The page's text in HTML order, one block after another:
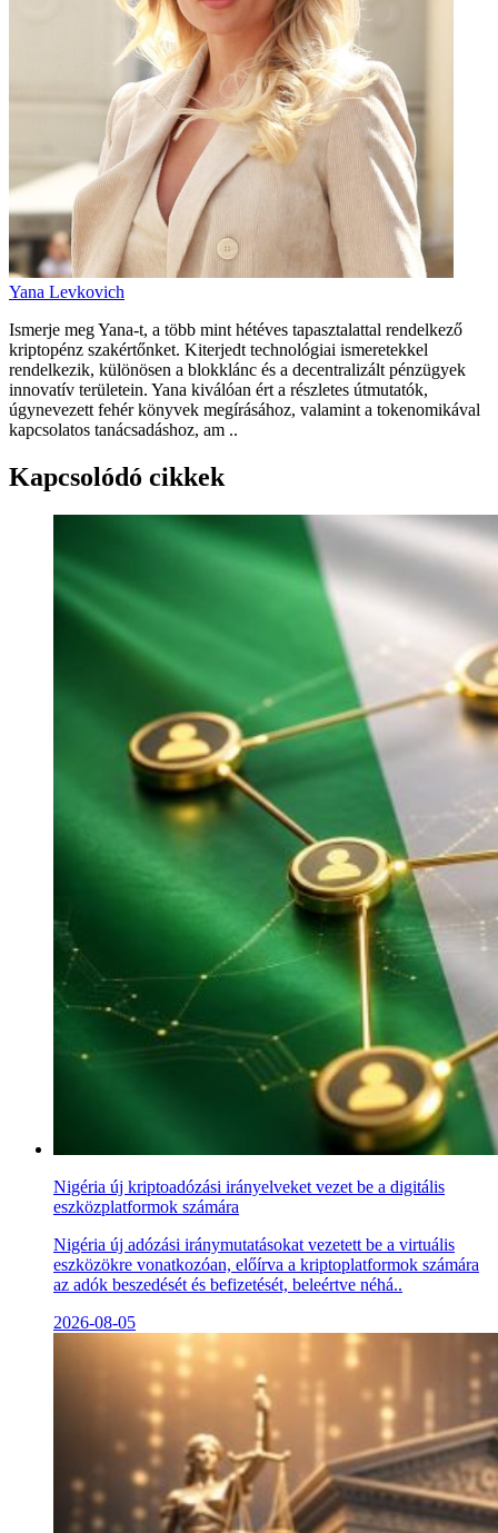
Yana Levkovich
Ismerje meg Yana-t, a több mint hétéves tapasztalattal rendelkező
kriptopénz szakértőnket. Kiterjedt technológiai ismeretekkel
rendelkezik, különösen a blokklánc és a decentralizált pénzügyek
innovatív területein. Yana kiválóan ért a részletes útmutatók,
úgynevezett fehér könyvek megírásához, valamint a tokenomikával
kapcsolatos tanácsadáshoz, am ..
Kapcsolódó cikkek
Nigéria új kriptoadózási irányelveket vezet be a digitális
eszközplatformok számára
Nigéria új adózási iránymutatásokat vezetett be a virtuális
eszközökre vonatkozóan, előírva a kriptoplatformok számára
az adók beszedését és befizetését, beleértve néhá..
2026-08-05